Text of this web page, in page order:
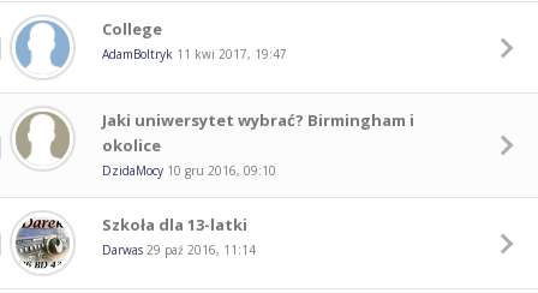
College
AdamBoltryk 11 kwi 2017, 19:47
Jaki uniwersytet wybrać? Birmingham i
okolice
DzidaMocy 10 gru 2016, 09:10
Szkoła dla 13-latki
Darwas 29 paź 2016, 11:14